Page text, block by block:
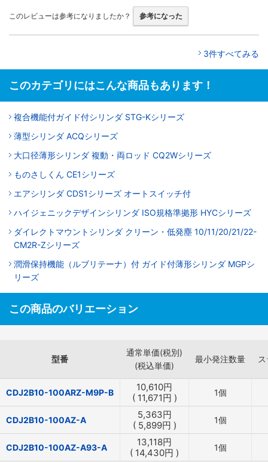
このレビューは参考になりましたか？ 参考になった
3件すべてみる
このカテゴリにはこんな商品もあります！
複合機能付ガイド付シリンダ STG-Kシリーズ
薄型シリンダ ACQシリーズ
大口径薄形シリンダ 複動・両ロッド CQ2Wシリーズ
ものさしくん CE1シリーズ
エアシリンダ CDS1シリーズ オートスイッチ付
ハイジェニックデザインシリンダ ISO規格準拠形 HYCシリーズ
ダイレクトマウントシリンダ クリーン・低発塵 10/11/20/21/22-
CM2R-Zシリーズ
潤滑保持機能（ルブリテーナ）付 ガイド付薄形シリンダ MGPシ
リーズ
この商品のバリエーション
型番
通常単価(税別)
(税込単価)
最小発注数量
CDJ2B10-100ARZ-M9P-B 10,610円
( 11,671円 ) 1個
CDJ2B10-100AZ-A 5,363円
( 5,899円 ) 1個
CDJ2B10-100AZ-A93-A 13,118円
( 14,430円 ) 1個